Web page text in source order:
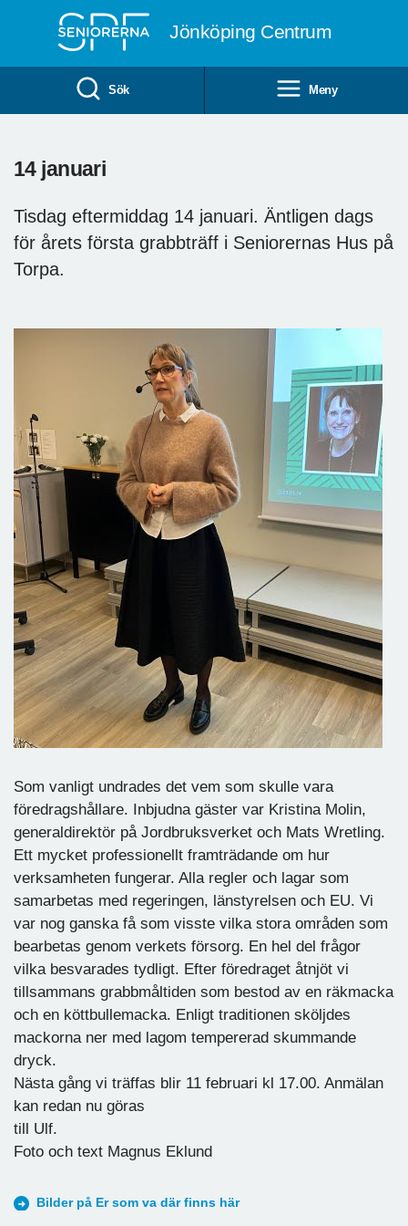
Jönköping Centrum
Sök Meny
14 januari
Tisdag eftermiddag 14 januari. Äntligen dags
för årets första grabbträff i Seniorernas Hus på
Torpa.
Som vanligt undrades det vem som skulle vara
föredragshållare. Inbjudna gäster var Kristina Molin,
generaldirektör på Jordbruksverket och Mats Wretling.
Ett mycket professionellt framträdande om hur
verksamheten fungerar. Alla regler och lagar som
samarbetas med regeringen, länstyrelsen och EU. Vi
var nog ganska få som visste vilka stora områden som
bearbetas genom verkets försorg. En hel del frågor
vilka besvarades tydligt. Efter föredraget åtnjöt vi
tillsammans grabbmåltiden som bestod av en räkmacka
och en köttbullemacka. Enligt traditionen sköljdes
mackorna ner med lagom tempererad skummande
dryck.
Nästa gång vi träffas blir 11 februari kl 17.00. Anmälan
kan redan nu göras
till Ulf.
Foto och text Magnus Eklund
Bilder på Er som va där finns här